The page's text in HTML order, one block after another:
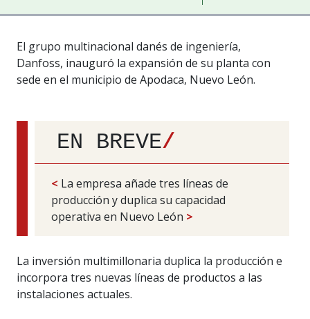
El grupo multinacional danés de ingeniería,
Danfoss, inauguró la expansión de su planta con
sede en el municipio de Apodaca, Nuevo León.
EN BREVE/
< La empresa añade tres líneas de
producción y duplica su capacidad
operativa en Nuevo León >
La inversión multimillonaria duplica la producción e
incorpora tres nuevas líneas de productos a las
instalaciones actuales.